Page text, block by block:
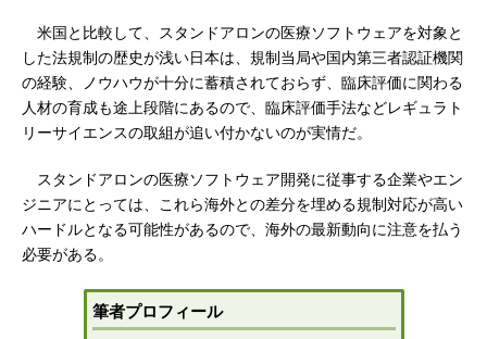
米国と比較して、スタンドアロンの医療ソフトウェアを対象と
した法規制の歴史が浅い日本は、規制当局や国内第三者認証機関
の経験、ノウハウが十分に蓄積されておらず、臨床評価に関わる
人材の育成も途上段階にあるので、臨床評価手法などレギュラト
リーサイエンスの取組が追い付かないのが実情だ。
スタンドアロンの医療ソフトウェア開発に従事する企業やエン
ジニアにとっては、これら海外との差分を埋める規制対応が高い
ハードルとなる可能性があるので、海外の最新動向に注意を払う
必要がある。
筆者プロフィール